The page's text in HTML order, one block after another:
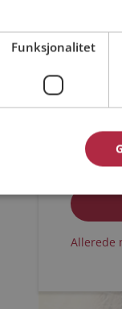
Jeg
Jeg
Allerede
Funksjonalitet